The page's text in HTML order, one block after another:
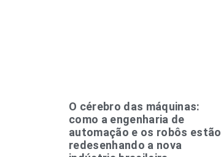
O cérebro das máquinas:
como a engenharia de
automação e os robôs estão
redesenhando a nova